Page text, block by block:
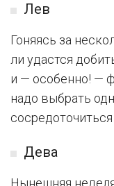
Лев
Гоняясь за
ли удастся
и — особенно! —
надо выбрать
Дева